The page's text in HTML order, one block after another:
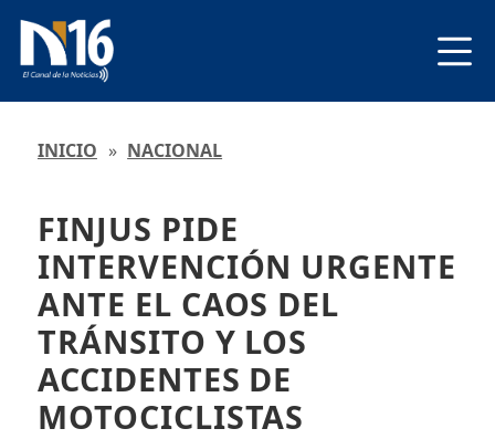
INICIO » NACIONAL
FINJUS PIDE
INTERVENCIÓN URGENTE
ANTE EL CAOS DEL
TRÁNSITO Y LOS
ACCIDENTES DE
MOTOCICLISTAS